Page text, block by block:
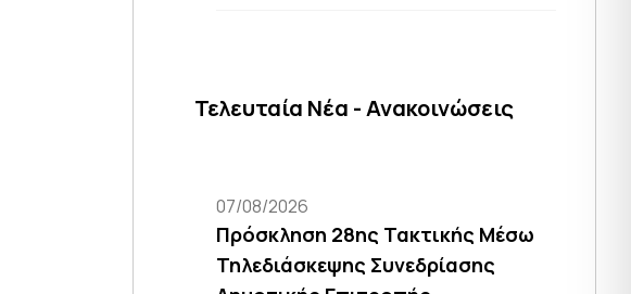
Τελευταία Νέα - Ανακοινώσεις
07/08/2026
Πρόσκληση 28ης Τακτικής Μέσω
Τηλεδιάσκεψης Συνεδρίασης